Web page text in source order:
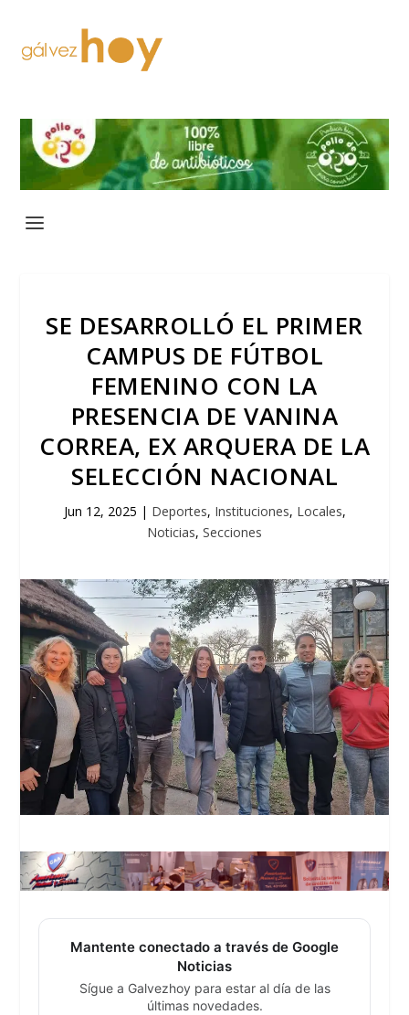
SE DESARROLLÓ EL PRIMER
CAMPUS DE FÚTBOL
FEMENINO CON LA
PRESENCIA DE VANINA
CORREA, EX ARQUERA DE LA
SELECCIÓN NACIONAL
Jun 12, 2025 | Deportes, Instituciones, Locales,
Noticias, Secciones
Mantente conectado a través de Google
Noticias
Sígue a Galvezhoy para estar al día de las
últimas novedades.